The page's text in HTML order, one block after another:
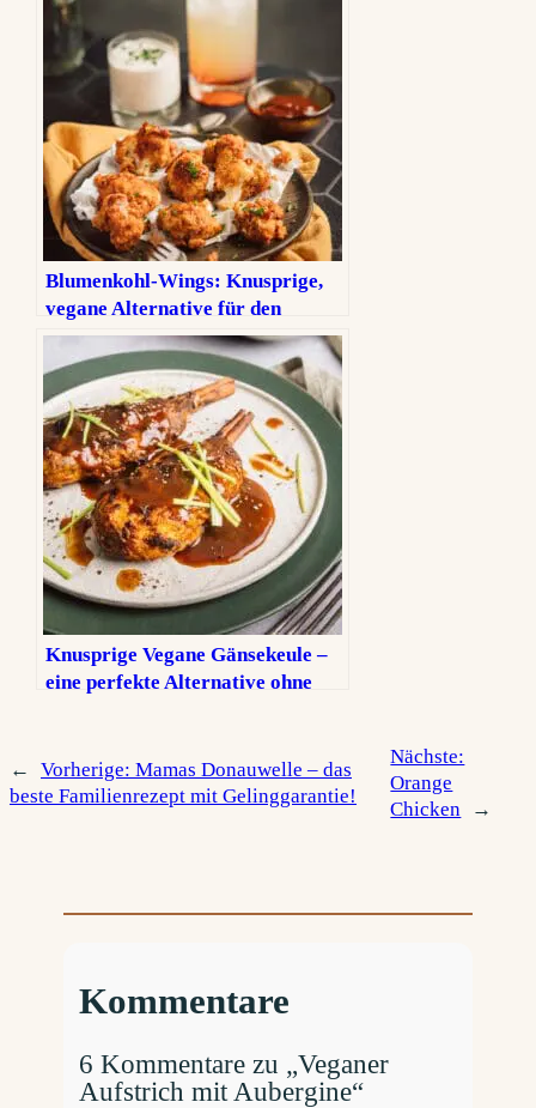
Blumenkohl-Wings: Knusprige,
vegane Alternative für den
Veganuary
Knusprige Vegane Gänsekeule –
eine perfekte Alternative ohne
← Vorherige: Mamas Donauwelle – das
beste Familienrezept mit Gelinggarantie!
Nächste:
Orange
Chicken
→
Kommentare
6 Kommentare zu „Veganer
Aufstrich mit Aubergine“